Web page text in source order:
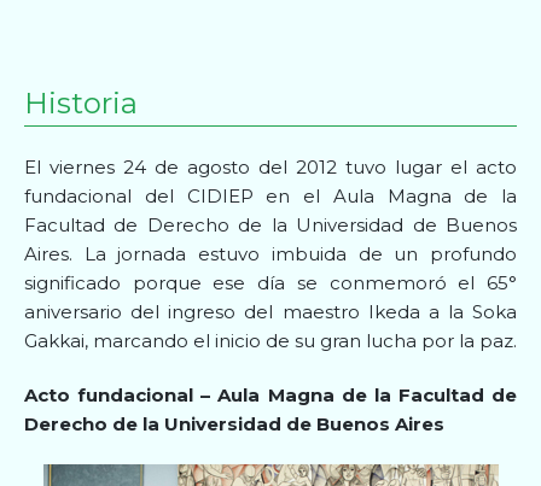
Historia
El viernes 24 de agosto del 2012 tuvo lugar el acto
fundacional del CIDIEP en el Aula Magna de la
Facultad de Derecho de la Universidad de Buenos
Aires. La jornada estuvo imbuida de un profundo
significado porque ese día se conmemoró el 65°
aniversario del ingreso del maestro Ikeda a la Soka
Gakkai, marcando el inicio de su gran lucha por la paz.
Acto fundacional – Aula Magna de la Facultad de
Derecho de la Universidad de Buenos Aires